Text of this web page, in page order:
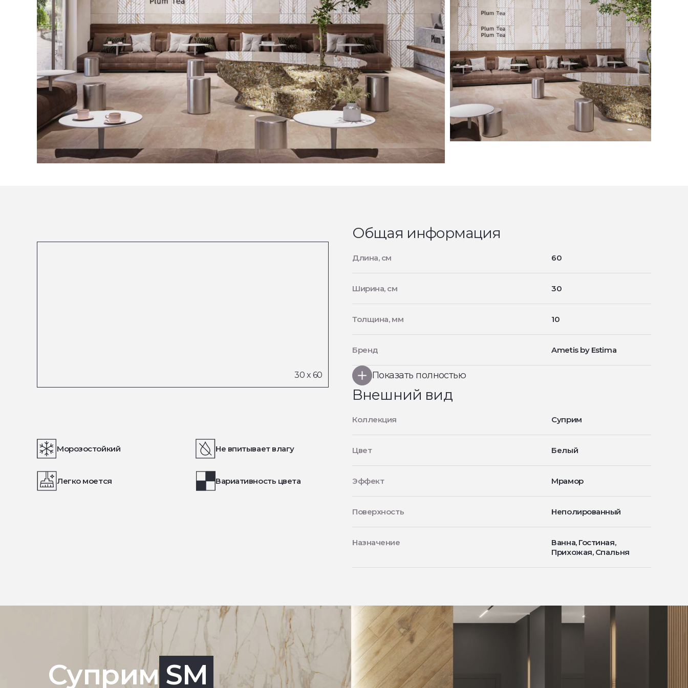
Посмотреть все проекты
Морозостойкий Не впитывает влагу
Легко моется Вариативность цвета
Общая информация
Длина, см 60
Ширина, см 30
Толщина, мм 10
Бренд Ametis by Estima
Показать полностью
Внешний вид
Коллекция Суприм
Цвет Белый
Эффект Мрамор
Поверхность Неполированный
Назначение
Ванна, Гостиная,
Прихожая, Спальня
Суприм SM